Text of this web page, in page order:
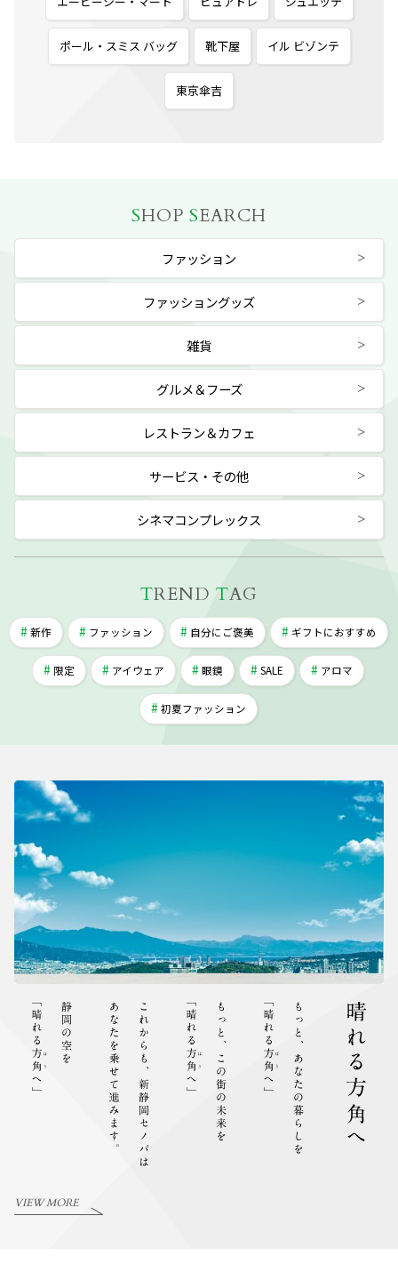
ポール・スミス バッグ 靴下屋 イル ビゾンテ
東京傘吉
SHOP SEARCH
ファッション
ファッショングッズ
雑貨
グルメ＆フーズ
レストラン＆カフェ
サービス・その他
シネマコンプレックス
TREND TAG
新作 ファッション 自分にご褒美 ギフトにおすすめ
限定 アイウェア 眼鏡 SALE アロマ
初夏ファッション
VIEW MORE